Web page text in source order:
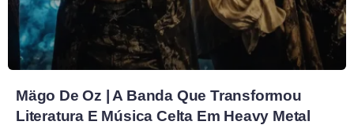
Mägo De Oz | A Banda Que Transformou
Literatura E Música Celta Em Heavy Metal